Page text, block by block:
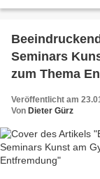
Seminars
zum Thema
Veröffentlicht am
Von Dieter Gürz